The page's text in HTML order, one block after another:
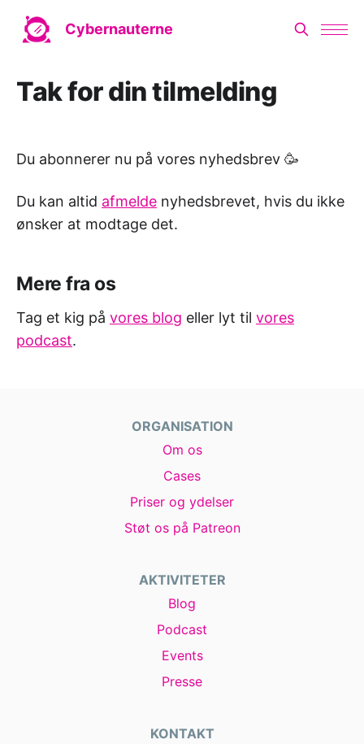
Cybernauterne
Tak for din tilmelding
Du abonnerer nu på vores nyhedsbrev 🥳
Du kan altid afmelde nyhedsbrevet, hvis du ikke
ønsker at modtage det.
Mere fra os
Tag et kig på vores blog eller lyt til vores
podcast.
ORGANISATION
Om os
Cases
Priser og ydelser
Støt os på Patreon
AKTIVITETER
Blog
Podcast
Events
Presse
KONTAKT